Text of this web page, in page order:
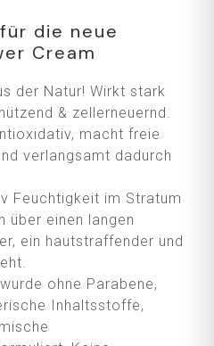
die neue
Cream
der Natur! Wirkt stark
& zellerneuernd.
macht freie
verlangsamt dadurch
Feuchtigkeit im Stratum
über einen langen
ein hautstraffender und
ohne Parabene,
Inhaltsstoffe,